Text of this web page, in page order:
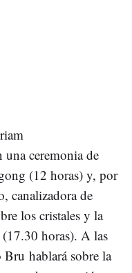
ceremonia de
(12 horas) y, por
canalizadora de
los cristales y la
horas). A las
hablará sobre la